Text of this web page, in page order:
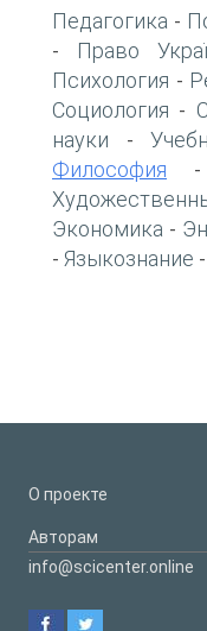
Педагогика -
- Право
Психология -
Социология -
науки -
Философия
Экономика -
- Языкознание -
О проекте
Авторам
info@scicenter.online